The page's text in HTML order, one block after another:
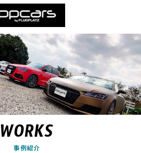
WORKS
事例紹介